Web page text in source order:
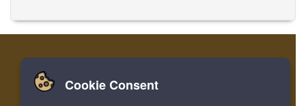
家 登录 寄存器
Cookie Consent